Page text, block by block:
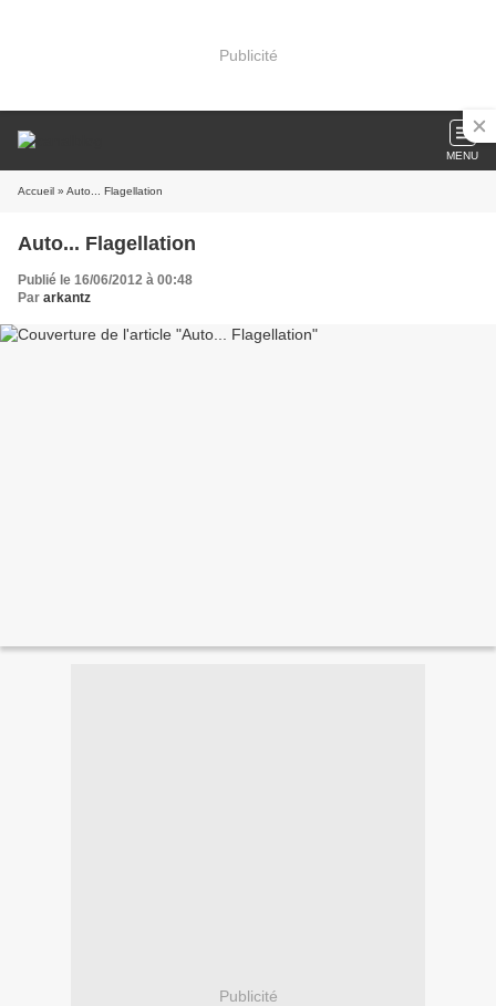
Publicité
MENU
Accueil » Auto... Flagellation
Auto... Flagellation
Publié le 16/06/2012 à 00:48
Par arkantz
Publicité